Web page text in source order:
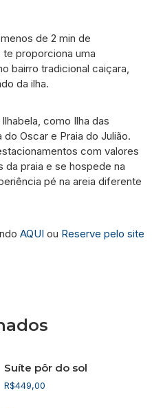
de 2 min de
proporciona uma
bairro tradicional caiçara,
da ilha.
como Ilha das
do Oscar e Praia do Julião.
com valores
da praia e se hospede na
pé na areia diferente
AQUI ou Reserve pelo site
Suíte pôr do sol
R$449,00